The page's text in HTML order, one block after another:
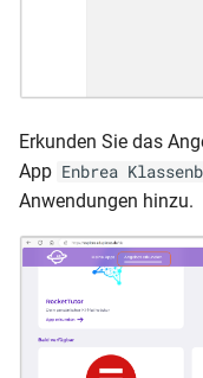
Erkunden Sie das
App Enbrea
Anwendungen hinzu.